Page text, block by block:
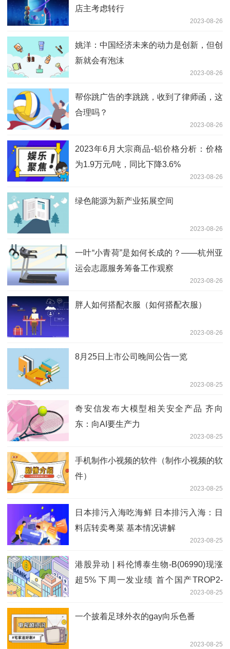
店主考虑转行
2023-08-26
姚洋：中国经济未来的动力是创新，但创
新就会有泡沫
2023-08-26
帮你跳广告的李跳跳，收到了律师函，这
合理吗？
2023-08-26
2023年6月大宗商品-铝价格分析：价格
为1.9万元/吨，同比下降3.6%
2023-08-26
绿色能源为新产业拓展空间
2023-08-26
一叶“小青荷”是如何长成的？——杭州亚
运会志愿服务筹备工作观察
2023-08-26
胖人如何搭配衣服（如何搭配衣服）
2023-08-26
8月25日上市公司晚间公告一览
2023-08-25
奇安信发布大模型相关安全产品 齐向
东：向AI要生产力
2023-08-25
手机制作小视频的软件（制作小视频的软
件）
2023-08-25
日本排污入海吃海鲜 日本排污入海：日
料店转卖粤菜 基本情况讲解
2023-08-25
港股异动 | 科伦博泰生物-B(06990)现涨
超5% 下周一发业绩 首个国产TROP2-
2023-08-25
一个披着足球外衣的gay向乐色番
2023-08-25